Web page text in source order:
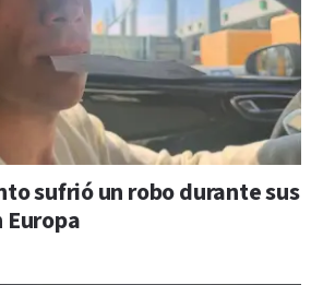
sufrió un robo durante sus